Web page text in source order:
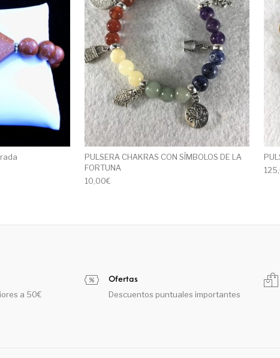
PULSERA CHAKRAS CON SÍMBOLOS DE LA
FORTUNA
10,00€
a 50€
Ofertas
Descuentos puntuales importantes